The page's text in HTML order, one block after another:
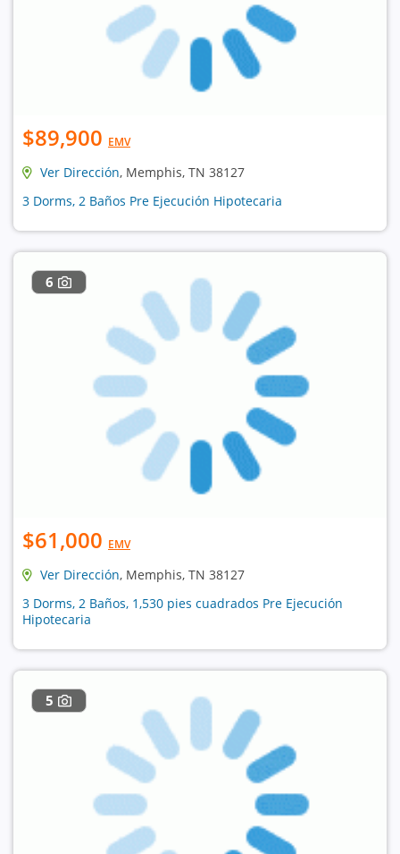
$89,900 EMV
Ver Dirección, Memphis, TN 38127
3 Dorms, 2 Baños Pre Ejecución Hipotecaria
6
$61,000 EMV
Ver Dirección, Memphis, TN 38127
3 Dorms, 2 Baños, 1,530 pies cuadrados Pre Ejecución
Hipotecaria
5